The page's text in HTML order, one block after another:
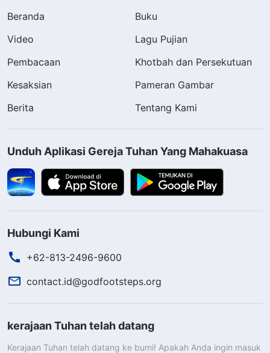
Beranda
Buku
Video
Lagu Pujian
Pembacaan
Khotbah dan Persekutuan
Kesaksian
Pameran Gambar
Berita
Tentang Kami
Unduh Aplikasi Gereja Tuhan Yang Mahakuasa
Hubungi Kami
+62-813-2496-9600
contact.id@godfootsteps.org
kerajaan Tuhan telah datang
Kerajaan Tuhan telah datang ke bumi! Apakah Anda ingin masuk